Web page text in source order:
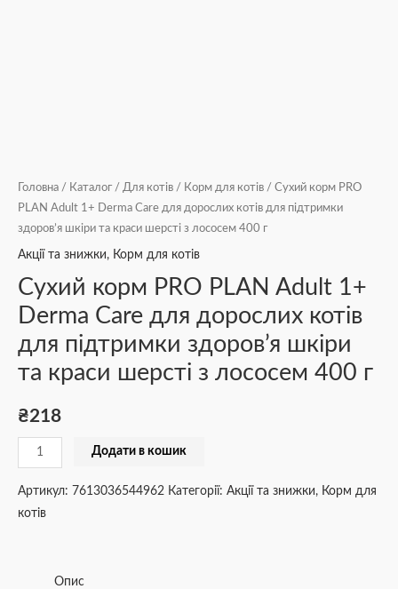
Головна / Каталог / Для котів / Корм для котів / Сухий корм PRO
PLAN Adult 1+ Derma Care для дорослих котів для підтримки
здоров’я шкіри та краси шерсті з лососем 400 г
Акції та знижки, Корм для котів
Сухий корм PRO PLAN Adult 1+
Derma Care для дорослих котів
для підтримки здоров’я шкіри
та краси шерсті з лососем 400 г
₴218
Додати в кошик
Артикул: 7613036544962 Категорії: Акції та знижки, Корм для
котів
Опис